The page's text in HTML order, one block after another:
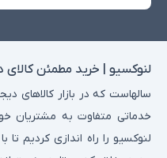
لنوکسیو | خرید مطمئن کالای
سالهاست که در بازار کالاهای
خدماتی متفاوت به مشتریان
لنوکسیو را راه اندازی کردیم تا